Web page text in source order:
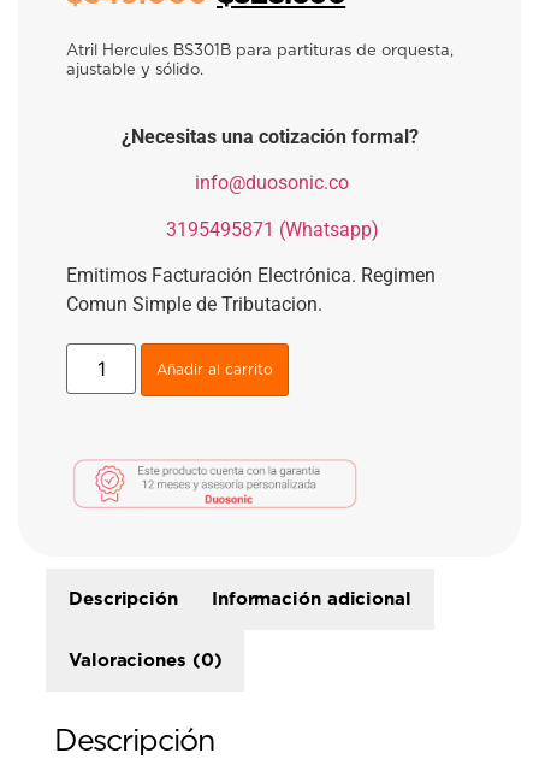
Atril Hercules BS301B para partituras de orquesta,
ajustable y sólido.
¿Necesitas una cotización formal?
info@duosonic.co
3195495871 (Whatsapp)
Emitimos Facturación Electrónica. Regimen
Comun Simple de Tributacion.
Añadir al carrito
Descripción Información adicional
Valoraciones (0)
Descripción